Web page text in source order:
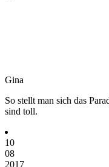
Gina
So stellt man sich das
sind toll.
10
08
2017